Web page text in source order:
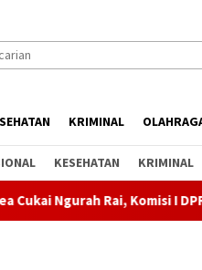
KRIMINAL
KESEHATAN KRIMINAL
Bali Tegaskan Tak Ada